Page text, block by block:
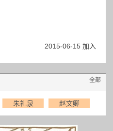
2015-06-15 加入
全部
朱礼泉 赵文卿